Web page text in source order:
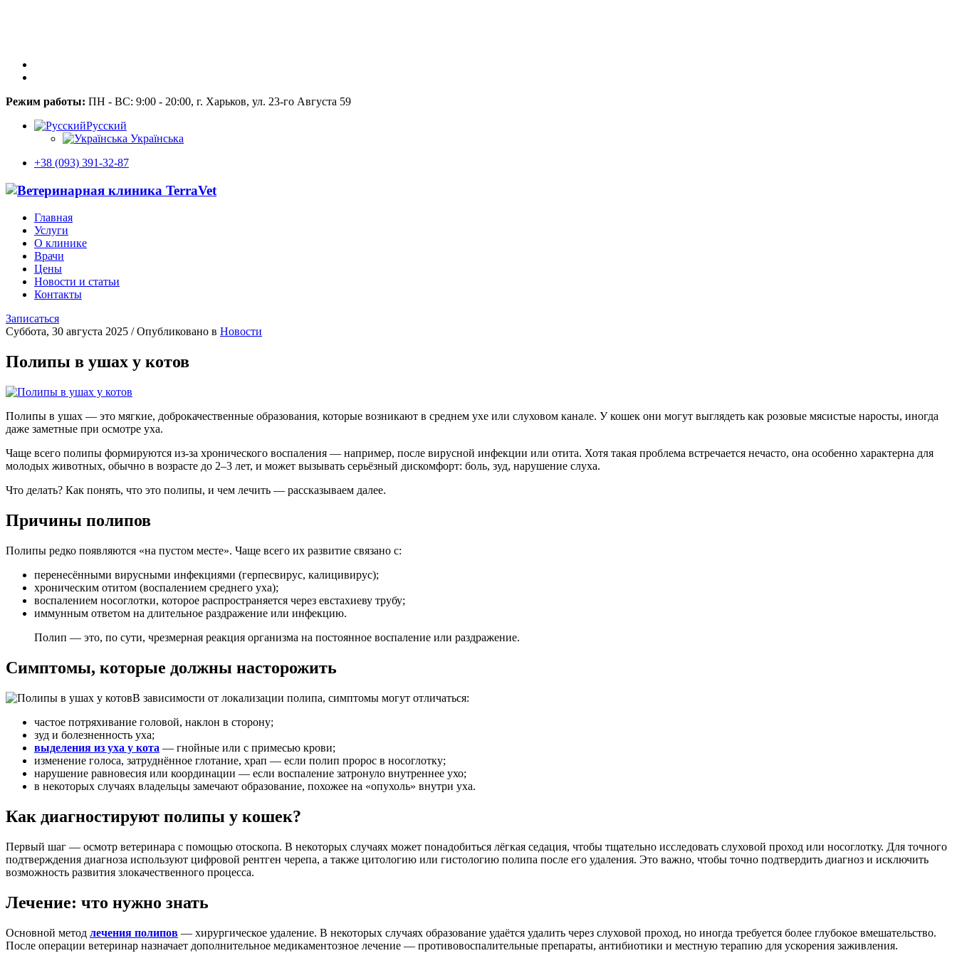
Режим работы: ПН - ВС: 9:00 - 20:00, г. Харьков, ул. 23-го Августа 59
Русский
Українська
+38 (093) 391-32-87
Главная
Услуги
О клинике
Врачи
Цены
Новости и статьи
Контакты
Записаться
Суббота, 30 августа 2025 /Опубликовано в Новости
Полипы в ушах у котов
Полипы в ушах — это мягкие, доброкачественные образования, которые возникают в среднем ухе или слуховом канале. У кошек они могут выглядеть как розовые мясистые наросты, иногда
даже заметные при осмотре уха.
Чаще всего полипы формируются из-за хронического воспаления — например, после вирусной инфекции или отита. Хотя такая проблема встречается нечасто, она особенно характерна для
молодых животных, обычно в возрасте до 2–3 лет, и может вызывать серьёзный дискомфорт: боль, зуд, нарушение слуха.
Что делать? Как понять, что это полипы, и чем лечить — рассказываем далее.
Причины полипов
Полипы редко появляются «на пустом месте». Чаще всего их развитие связано с:
перенесёнными вирусными инфекциями (герпесвирус, калицивирус);
хроническим отитом (воспалением среднего уха);
воспалением носоглотки, которое распространяется через евстахиеву трубу;
иммунным ответом на длительное раздражение или инфекцию.
Полип — это, по сути, чрезмерная реакция организма на постоянное воспаление или раздражение.
Симптомы, которые должны насторожить
В зависимости от локализации полипа, симптомы могут отличаться:
частое потряхивание головой, наклон в сторону;
зуд и болезненность уха;
выделения из уха у кота — гнойные или с примесью крови;
изменение голоса, затруднённое глотание, храп — если полип пророс в носоглотку;
нарушение равновесия или координации — если воспаление затронуло внутреннее ухо;
в некоторых случаях владельцы замечают образование, похожее на «опухоль» внутри уха.
Как диагностируют полипы у кошек?
Первый шаг — осмотр ветеринара с помощью отоскопа. В некоторых случаях может понадобиться лёгкая седация, чтобы тщательно исследовать слуховой проход или носоглотку. Для точного
подтверждения диагноза используют цифровой рентген черепа, а также цитологию или гистологию полипа после его удаления. Это важно, чтобы точно подтвердить диагноз и исключить
возможность развития злокачественного процесса.
Лечение: что нужно знать
Основной метод лечения полипов — хирургическое удаление. В некоторых случаях образование удаётся удалить через слуховой проход, но иногда требуется более глубокое вмешательство.
После операции ветеринар назначает дополнительное медикаментозное лечение — противовоспалительные препараты, антибиотики и местную терапию для ускорения заживления.